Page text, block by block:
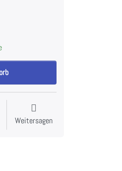
zu CHF 1'536.00, Menge 1.
Weitersagen